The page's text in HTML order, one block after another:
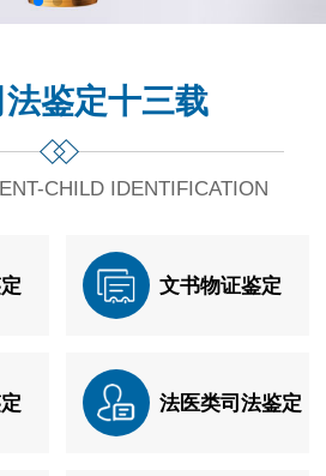
鉴定十三载
CHILD IDENTIFICATION
文书物证鉴定
法医类司法鉴定